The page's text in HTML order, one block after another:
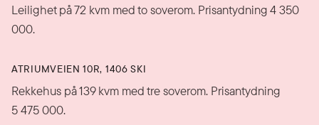
Leilighet på 72 kvm med to soverom. Prisantydning 4 350
000.
ATRIUMVEIEN 10R, 1406 SKI
Rekkehus på 139 kvm med tre soverom. Prisantydning
5 475 000.